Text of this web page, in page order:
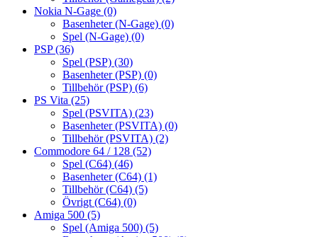
Nokia N-Gage (0)
Basenheter (N-Gage) (0)
Spel (N-Gage) (0)
PSP(36)
Spel (PSP) (30)
Basenheter (PSP) (0)
Tillbehör (PSP) (6)
PS Vita (25)
Spel (PSVITA) (23)
Basenheter (PSVITA) (0)
Tillbehör (PSVITA) (2)
Commodore 64 / 128 (52)
Spel (C64) (46)
Basenheter (C64) (1)
Tillbehör (C64) (5)
Övrigt (C64) (0)
Amiga 500 (5)
Spel (Amiga 500) (5)